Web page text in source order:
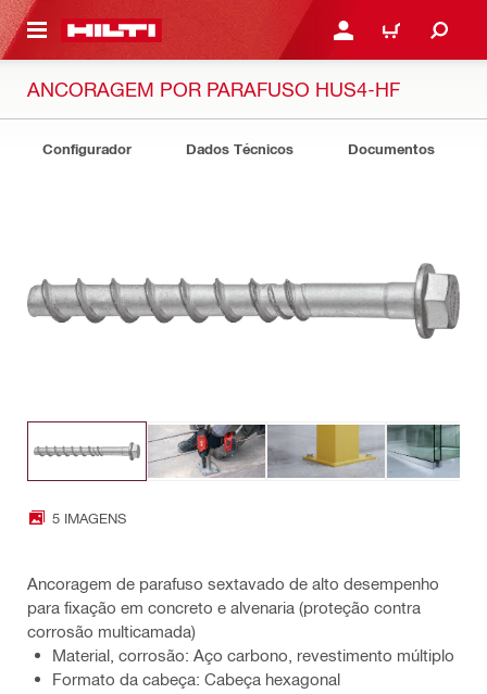
PRINCIPAL ENTRAR OU CADASTRAR
CARRINHO
ANCORAGEM POR PARAFUSO HUS4-HF
Configurador Dados Técnicos Documentos
5 IMAGENS
Ancoragem de parafuso sextavado de alto desempenho
para fixação em concreto e alvenaria (proteção contra
corrosão multicamada)
Material, corrosão: Aço carbono, revestimento múltiplo
Formato da cabeça: Cabeça hexagonal